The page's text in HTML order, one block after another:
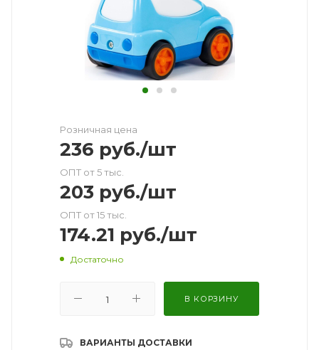
Розничная цена
236 руб./шт
ОПТ от 5 тыс.
203 руб./шт
ОПТ от 15 тыс.
174.21 руб./шт
Достаточно
В КОРЗИНУ
ВАРИАНТЫ ДОСТАВКИ